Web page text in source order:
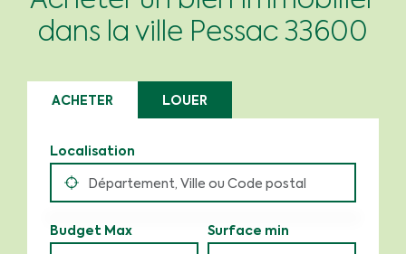
dans la ville Pessac 33600
ACHETER LOUER
Localisation
Budget Max Surface min